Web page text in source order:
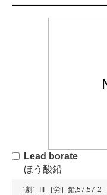
Lead borate
ほう酸鉛
［劇］III ［労］鉛,57,57-2